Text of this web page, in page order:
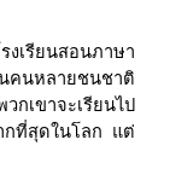
งเรียนสอนภาษา
คนหลายชนชาติ
กเขาจะเรียนไป
กที่สุดในโลก แต่